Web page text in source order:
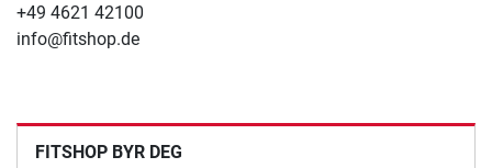
+49 4621 42100
info@fitshop.de
FITSHOP BYR DEG